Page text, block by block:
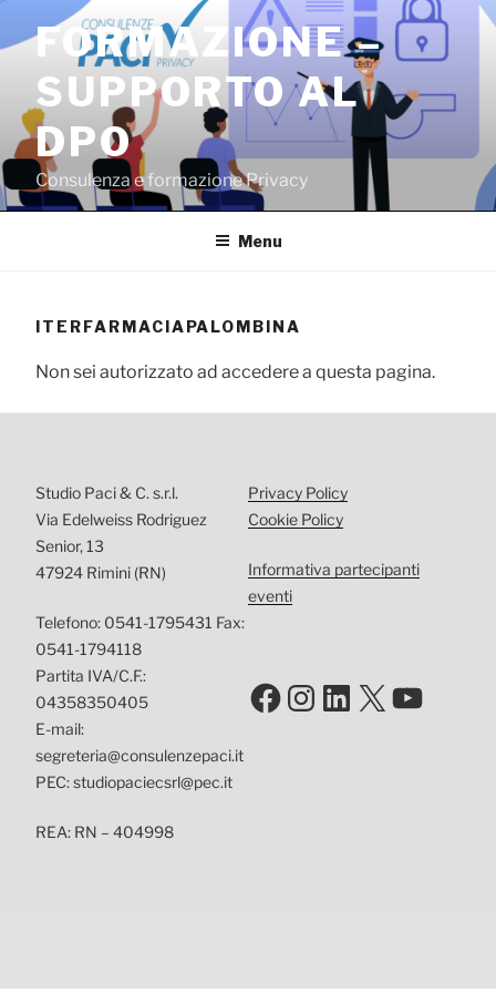
contenuto
FORMAZIONE –
SUPPORTO AL
DPO
Consulenza e formazione Privacy
Menu
ITERFARMACIAPALOMBINA
Non sei autorizzato ad accedere a questa pagina.
Studio Paci & C. s.r.l.
Via Edelweiss Rodriguez
Senior, 13
47924 Rimini (RN)
Telefono: 0541-1795431 Fax:
0541-1794118
Partita IVA/C.F.:
04358350405
E-mail:
segreteria@consulenzepaci.it
PEC: studiopaciecsrl@pec.it
REA: RN – 404998
Privacy Policy
Cookie Policy
Informativa partecipanti
eventi
Facebook
Instagram
LinkedIn
X